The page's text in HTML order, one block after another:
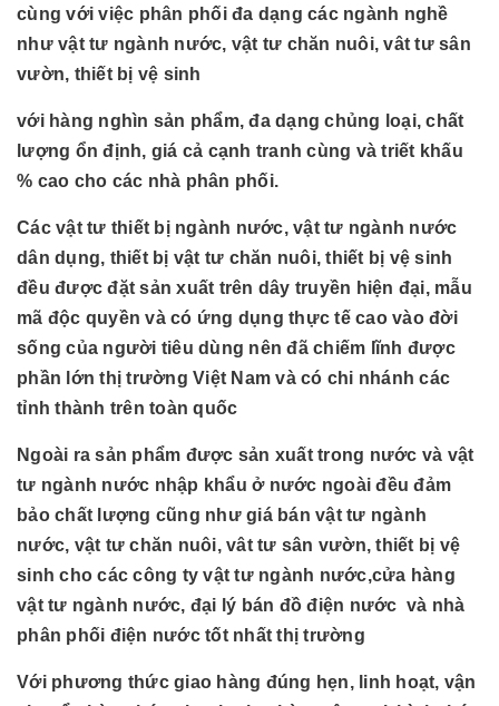
cùng với việc phân phối đa dạng các ngành nghề
như vật tư ngành nước, vật tư chăn nuôi, vât tư sân
vườn, thiết bị vệ sinh
với hàng nghìn sản phẩm, đa dạng chủng loại, chất
lượng ổn định, giá cả cạnh tranh cùng và triết khấu
% cao cho các nhà phân phối.
Các vật tư thiết bị ngành nước, vật tư ngành nước
dân dụng, thiết bị vật tư chăn nuôi, thiết bị vệ sinh
đều được đặt sản xuất trên dây truyền hiện đại, mẫu
mã độc quyền và có ứng dụng thực tế cao vào đời
sống của người tiêu dùng nên đã chiếm lĩnh được
phần lớn thị trường Việt Nam và có chi nhánh các
tỉnh thành trên toàn quốc
Ngoài ra sản phẩm được sản xuất trong nước và vật
tư ngành nước nhập khẩu ở nước ngoài đều đảm
bảo chất lượng cũng như giá bán vật tư ngành
nước, vật tư chăn nuôi, vât tư sân vườn, thiết bị vệ
sinh cho các công ty vật tư ngành nước,cửa hàng
vật tư ngành nước, đại lý bán đồ điện nước và nhà
phân phối điện nước tốt nhất thị trường
Với phương thức giao hàng đúng hẹn, linh hoạt, vận